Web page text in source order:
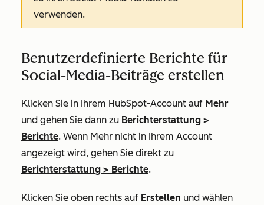
verwenden.
Benutzerdefinierte Berichte für
Social-Media-Beiträge erstellen
Klicken Sie in Ihrem HubSpot-Account auf Mehr
und gehen Sie dann zu Berichterstattung >
Berichte. Wenn Mehr nicht in Ihrem Account
angezeigt wird, gehen Sie direkt zu
Berichterstattung > Berichte.
Klicken Sie oben rechts auf Erstellen und wählen